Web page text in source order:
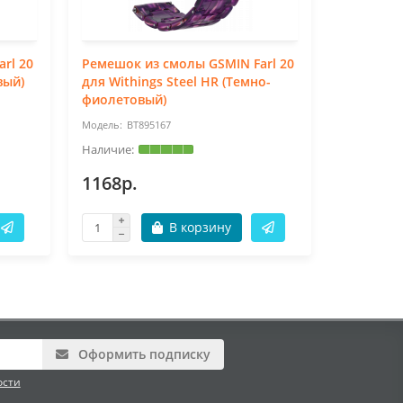
20
Ремешок из смолы GSMIN Farl 20
для Withings Steel HR (Темно-
фиолетовый)
BT895167
1168р.
В корзину
Оформить подписку